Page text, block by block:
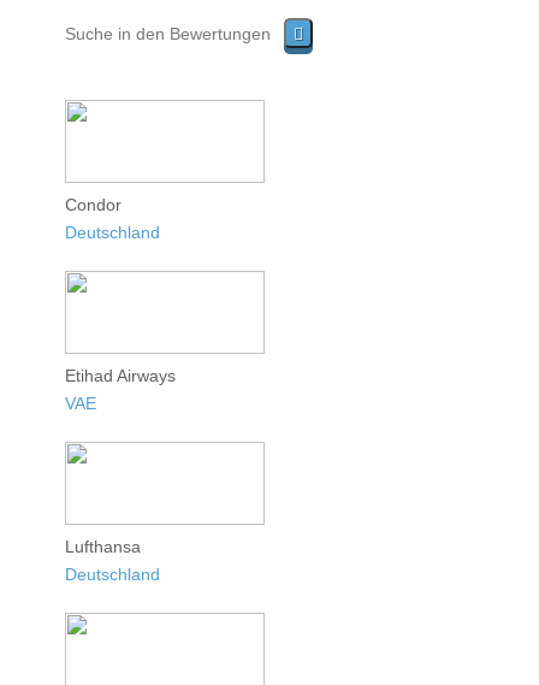
Condor
Deutschland
Etihad Airways
VAE
Lufthansa
Deutschland